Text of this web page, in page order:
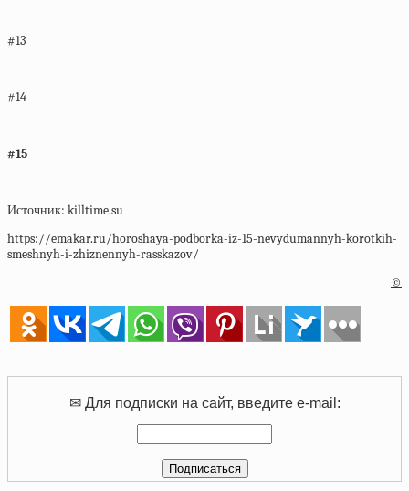
#13
#14
#15
Источник: killtime.su
https://emakar.ru/horoshaya-podborka-iz-15-nevydumannyh-korotkih-
smeshnyh-i-zhiznennyh-rasskazov/
©
✉ Для подписки на сайт, введите e-mail: